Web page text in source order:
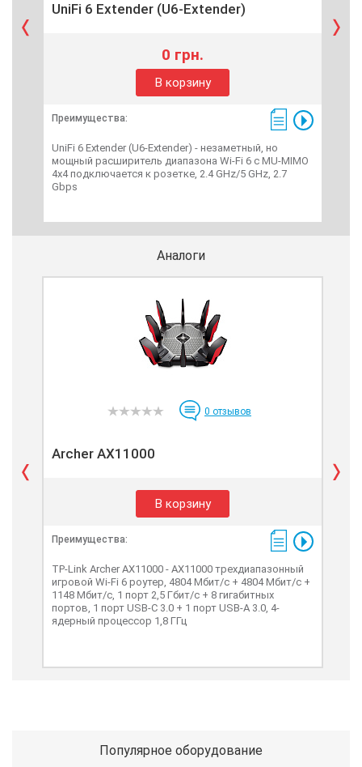
UniFi 6 Extender (U6-Extender)
0 грн.
В корзину
Преимущества:
UniFi 6 Extender (U6-Extender) - незаметный, но
мощный расширитель диапазона Wi-Fi 6 с MU-MIMO
4x4 подключается к розетке, 2.4 GHz/5 GHz, 2.7
Gbps
Аналоги
0 отзывов
Archer AX11000
В корзину
Преимущества:
TP-Link Archer AX11000 - AX11000 трехдиапазонный
игровой Wi-Fi 6 роутер, 4804 Мбит/с + 4804 Мбит/с +
1148 Мбит/с, 1 порт 2,5 Гбит/с + 8 гигабитных
портов, 1 порт USB-C 3.0 + 1 порт USB-A 3.0, 4-
ядерный процессор 1,8 ГГц
Популярное оборудование